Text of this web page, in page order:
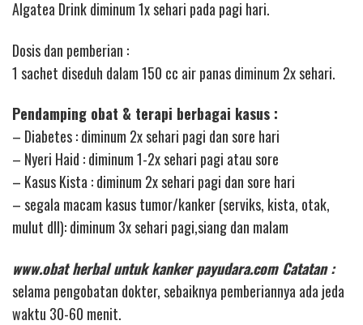
Algatea Drink diminum 1x sehari pada pagi hari.
Dosis dan pemberian :
1 sachet diseduh dalam 150 cc air panas diminum 2x sehari.
Pendamping obat & terapi berbagai kasus :
– Diabetes : diminum 2x sehari pagi dan sore hari
– Nyeri Haid : diminum 1-2x sehari pagi atau sore
– Kasus Kista : diminum 2x sehari pagi dan sore hari
– segala macam kasus tumor/kanker (serviks, kista, otak,
mulut dll): diminum 3x sehari pagi,siang dan malam
www.obat herbal untuk kanker payudara.com Catatan :
selama pengobatan dokter, sebaiknya pemberiannya ada jeda
waktu 30-60 menit.